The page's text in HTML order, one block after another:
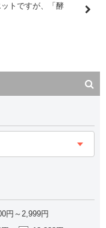
トですが、「酵
円～2,999円